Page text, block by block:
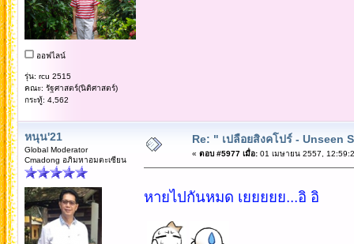
ออฟไลน์
รุ่น: rcu 2515
คณะ: รัฐศาสตร์(นิติศาสตร์)
กระทู้: 4,562
หนุน'21
Global Moderator
Cmadong อภิมหาอมตะเซียน
Re: " เปลือยสิงคโปร์ - Unseen
« ตอบ #5977 เมื่อ:01 เมษายน 2557,
หายไปกันหมด เยยยยย...อิ อิ